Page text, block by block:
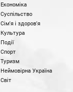
Економіка
Суспільство
Сім'я і здоров'я
Культура
Події
Спорт
Туризм
Неймовірна Україна
Світ